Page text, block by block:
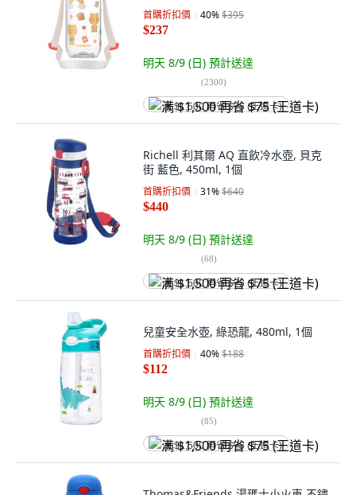
首購折扣價 40%$395
$237
明天 8/9 (日) 預計送達
(2300)
满 $1,500 再省 $75 (王道卡)
Richell 利其爾 AQ 直飲冷水壺, 貝克
街 藍色, 450ml, 1個
首購折扣價 31%$640
$440
明天 8/9 (日) 預計送達
(68)
满 $1,500 再省 $75 (王道卡)
兒童安全水壺, 綠恐龍, 480ml, 1個
首購折扣價 40%$188
$112
明天 8/9 (日) 預計送達
(85)
满 $1,500 再省 $75 (王道卡)